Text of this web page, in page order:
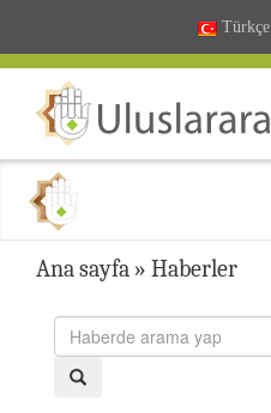
Türkçe
Ana sayfa » Haberler